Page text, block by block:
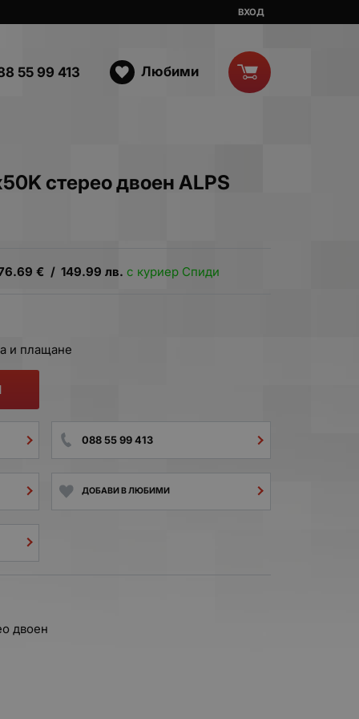
ВХОД
55 99 413 Любими
стерео двоен ALPS
€ / 149.99 лв. с куриер Спиди
и плащане
088 55 99 413
ДОБАВИ В ЛЮБИМИ
двоен